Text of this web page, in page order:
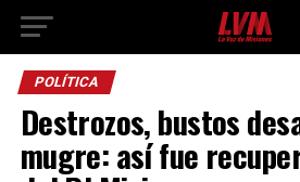
POLÍTICA
Destrozos, bustos
mugre: así fue